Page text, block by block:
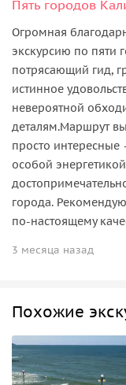
Огромная
экскурсию по пяти
потрясающий гид,
истинное
невероятной
деталям.Маршрут
просто
особой
города.
по-настоящему
3 месяца назад
Похожие